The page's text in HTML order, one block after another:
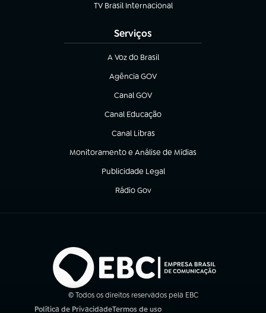
TV Brasil Internacional
(abre em nova aba)
Serviços
A Voz do Brasil
(abre em nova aba)
Agência GOV
(abre em nova aba)
Canal GOV
(abre em nova aba)
Canal Educação
(abre em nova aba)
Canal Libras
(abre em nova aba)
Monitoramento e Análise de Mídias
(abre em nova aba)
Publicidade Legal
(abre em nova aba)
Rádio Gov
(abre em nova aba)
© Todos os direitos reservados pela EBC
Política de PrivacidadeTermos de uso